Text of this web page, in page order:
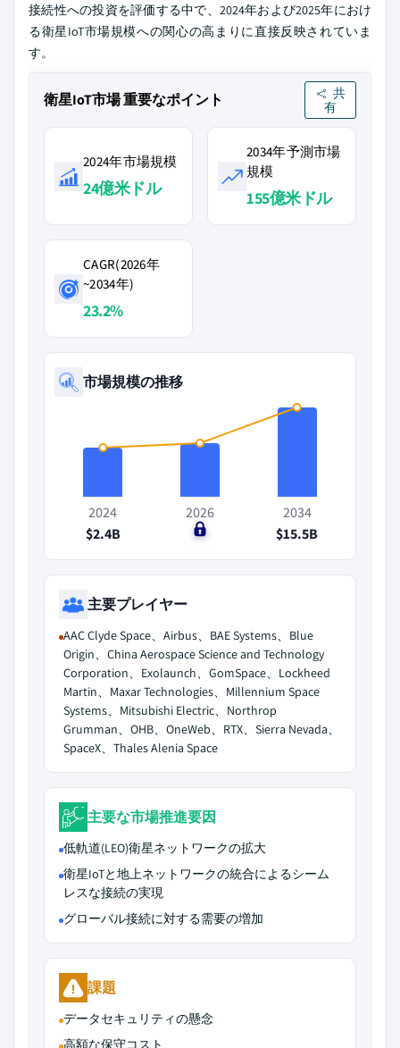
接続性への投資を評価する中で、2024年および2025年におけ
る衛星IoT市場規模への関心の高まりに直接反映されていま
す。
衛星IoT市場 重要なポイント
共
有
2024年市場規模
24億米ドル
2034年予測市場
規模
155億米ドル
CAGR(2026年
~2034年)
23.2%
市場規模の推移
2024
$2.4B
2026
$0
2034
$15.5B
主要プレイヤー
AAC Clyde Space、Airbus、BAE Systems、Blue
Origin、China Aerospace Science and Technology
Corporation、Exolaunch、GomSpace、Lockheed
Martin、Maxar Technologies、Millennium Space
Systems、Mitsubishi Electric、Northrop
Grumman、OHB、OneWeb、RTX、Sierra Nevada、
SpaceX、Thales Alenia Space
主要な市場推進要因
低軌道(LEO)衛星ネットワークの拡大
衛星IoTと地上ネットワークの統合によるシーム
レスな接続の実現
グローバル接続に対する需要の増加
課題
データセキュリティの懸念
高額な保守コスト